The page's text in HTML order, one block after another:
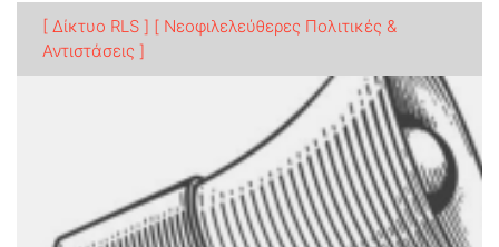
[ Δίκτυο RLS ] [ Νεοφιλελεύθερες Πολιτικές &
Αντιστάσεις ]